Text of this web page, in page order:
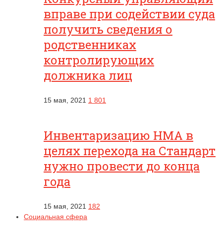
вправе при содействии суда
получить сведения о
родственниках
контролирующих
должника лиц
15 мая, 2021 1 801
Инвентаризацию НМА в
целях перехода на Стандарт
нужно провести до конца
года
15 мая, 2021 182
Социальная сфера